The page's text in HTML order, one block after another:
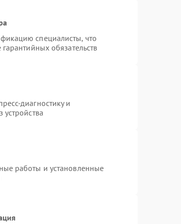
специалисты, что
обязательств
диагностику и
работы и установленные